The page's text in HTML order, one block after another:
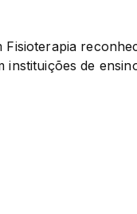
instituições de